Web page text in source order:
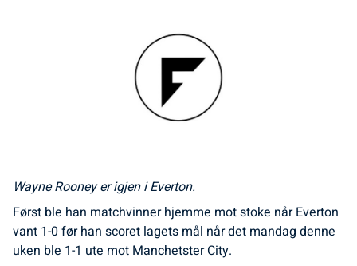
Wayne Rooney er igjen i Everton.
Først ble han matchvinner hjemme mot stoke når Everton
vant 1-0 før han scoret lagets mål når det mandag denne
uken ble 1-1 ute mot Manchetster City.